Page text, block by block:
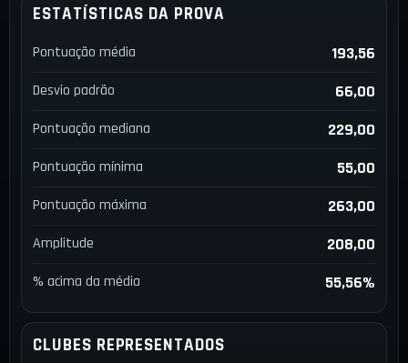
ESTATÍSTICAS DA PROVA
Pontuação média 193,56
Desvio padrão 66,00
Pontuação mediana 229,00
Pontuação mínima 55,00
Pontuação máxima 263,00
Amplitude 208,00
% acima da média 55,56%
CLUBES REPRESENTADOS